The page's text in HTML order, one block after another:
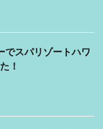
スパリゾートハワ
！